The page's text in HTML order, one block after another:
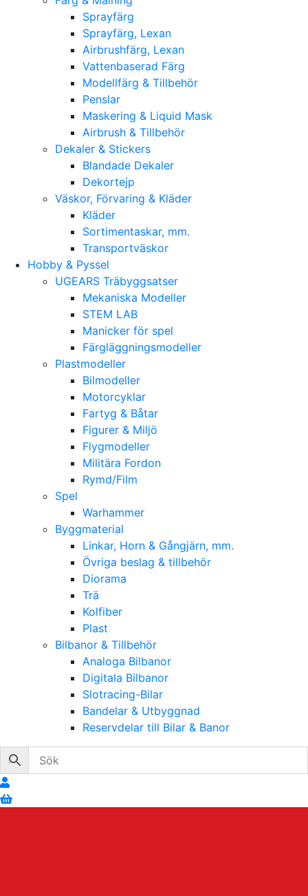
Sprayfärg
Sprayfärg, Lexan
Airbrushfärg, Lexan
Vattenbaserad Färg
Modellfärg & Tillbehör
Penslar
Maskering & Liquid Mask
Airbrush & Tillbehör
Dekaler & Stickers
Blandade Dekaler
Dekortejp
Väskor, Förvaring & Kläder
Kläder
Sortimentaskar, mm.
Transportväskor
Hobby & Pyssel
UGEARS Träbyggsatser
Mekaniska Modeller
STEM LAB
Manicker för spel
Färgläggningsmodeller
Plastmodeller
Bilmodeller
Motorcyklar
Fartyg & Båtar
Figurer & Miljö
Flygmodeller
Militära Fordon
Rymd/Film
Spel
Warhammer
Byggmaterial
Linkar, Horn & Gångjärn, mm.
Övriga beslag & tillbehör
Diorama
Trä
Kolfiber
Plast
Bilbanor & Tillbehör
Analoga Bilbanor
Digitala Bilbanor
Slotracing-Bilar
Bandelar & Utbyggnad
Reservdelar till Bilar & Banor